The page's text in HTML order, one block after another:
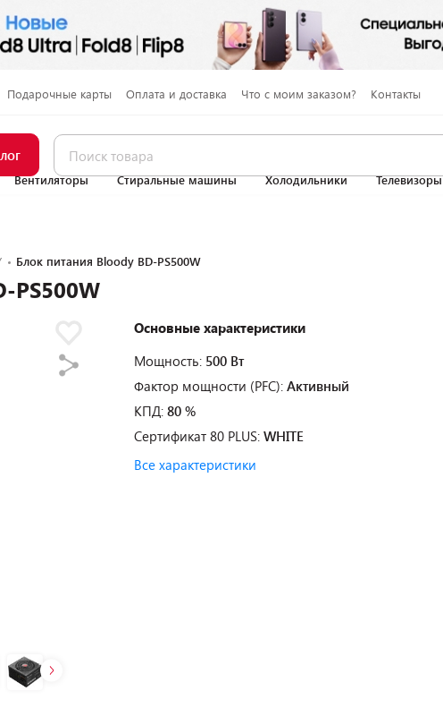
Подарочные карты Оплата и доставка Что с моим заказом? Контакты
Вентиляторы Стиральные машины Холодильники Телевизоры
Блок питания Bloody BD-PS500W
PS500W
Основные характеристики
Мощность: 500 Вт
Фактор мощности (PFC): Активный
КПД: 80 %
Сертификат 80 PLUS: WHITE
Все характеристики